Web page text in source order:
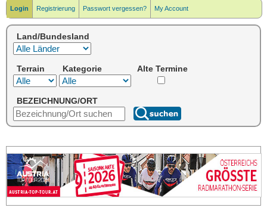
Login Registrierung Passwort vergessen? My Account
Land/Bundesland
Terrain Kategorie Alte Termine
BEZEICHNUNG/ORT